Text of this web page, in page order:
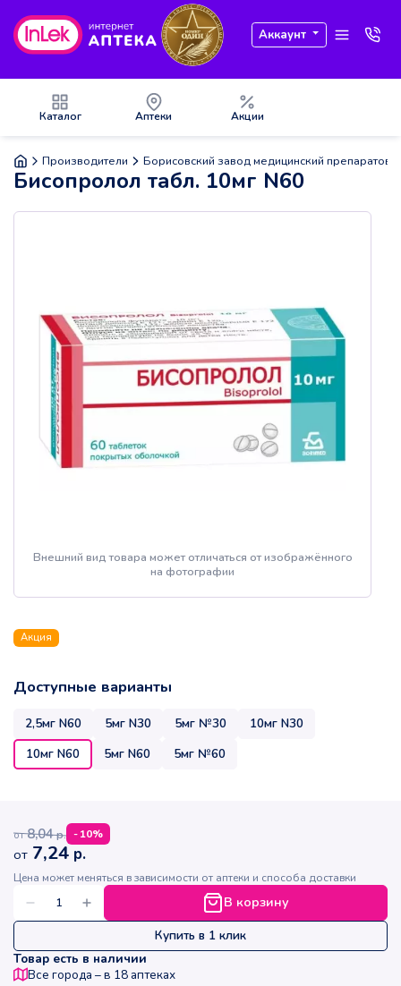
Аккаунт
Каталог Аптеки Акции
Производители Борисовский завод медицинский препаратов
Бисопролол табл. 10мг N60
Внешний вид товара может отличаться от изображённого
на фотографии
Акция
Доступные варианты
2,5мг N60 5мг N30 5мг №30
10мг N30
10мг N60
5мг N60 5мг №60
от 8,04р. -10%
от 7,24 р.
Цена может меняться в зависимости от аптеки и способа доставки
В корзину
Купить в 1 клик
Товар есть в наличии
Все города – в 18 аптеках